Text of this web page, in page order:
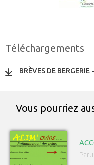
Téléchargements
BRÈVES DE
Vous pourriez